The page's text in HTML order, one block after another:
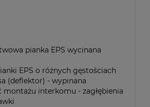
pianka EPS wycinana
EPS o różnych gęstościach
(deflektor) - wypinana
montażu interkomu - zagłębienia